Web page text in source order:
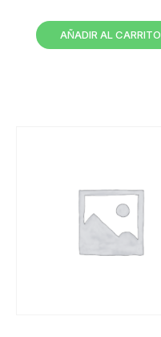
AÑADIR AL CARRITO